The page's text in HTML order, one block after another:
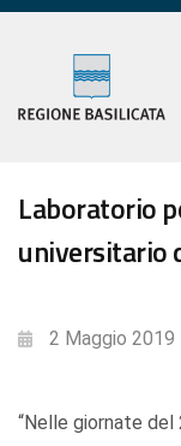
Laboratorio
universitario
2 Maggio 2019
“Nelle giornate del